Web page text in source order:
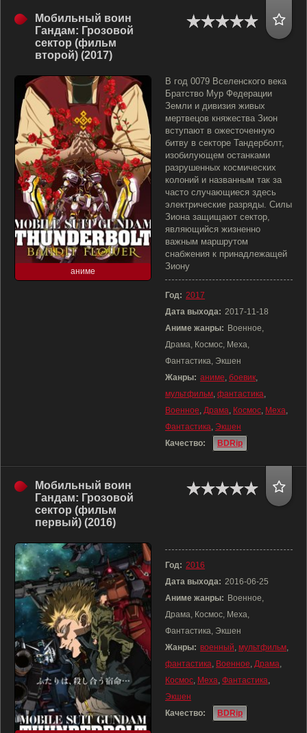
Мобильный воин
Гандам: Грозовой
сектор (фильм
второй) (2017)
аниме
В год 0079 Вселенского века
Братство Мур Федерации
Земли и дивизия живых
мертвецов княжества Зион
вступают в ожесточенную
битву в секторе Тандерболт,
изобилующем останками
разрушенных космических
колоний и названным так за
часто случающиеся здесь
электрические разряды. Силы
Зиона защищают сектор,
являющийся жизненно
важным маршрутом
снабжения к принадлежащей
Зиону
Год: 2017
Дата выхода: 2017-11-18
Аниме жанры: Военное,
Драма, Космос, Меха,
Фантастика, Экшен
Жанры: аниме, боевик,
мультфильм, фантастика,
Военное, Драма, Космос, Меха,
Фантастика, Экшен
Качество:
BDRip
Мобильный воин
Гандам: Грозовой
сектор (фильм
первый) (2016)
Год: 2016
Дата выхода: 2016-06-25
Аниме жанры: Военное,
Драма, Космос, Меха,
Фантастика, Экшен
Жанры: военный, мультфильм,
фантастика, Военное, Драма,
Космос, Меха, Фантастика,
Экшен
Качество:
BDRip